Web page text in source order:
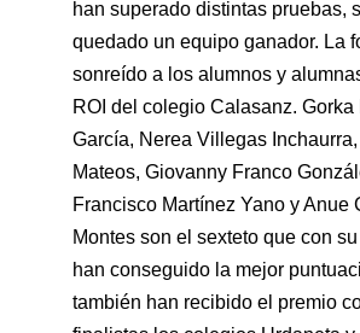
han superado distintas pruebas,
quedado un equipo ganador. La
sonreído a los alumnos y
ROI del colegio Calasanz. Gorka
García, Nerea Villegas
Mateos, Giovanny Franco
Francisco Martínez Yano y Anue
Montes son el sexteto que con su
han conseguido la mejor
también han recibido el premio